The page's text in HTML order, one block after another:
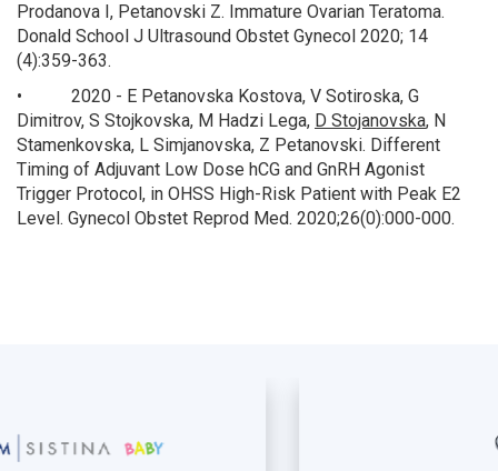
Prodanova I, Petanovski Z. Immature Ovarian Teratoma.
Donald School J Ultrasound Obstet Gynecol 2020; 14
(4):359-363.
• 2020 - E Petanovska Kostova, V Sotiroska, G
Dimitrov, S Stojkovska, M Hadzi Lega, D Stojanovska, N
Stamenkovska, L Simjanovska, Z Petanovski. Different
Timing of Adjuvant Low Dose hCG and GnRH Agonist
Trigger Protocol, in OHSS High-Risk Patient with Peak E2
Level. Gynecol Obstet Reprod Med. 2020;26(0):000-000.